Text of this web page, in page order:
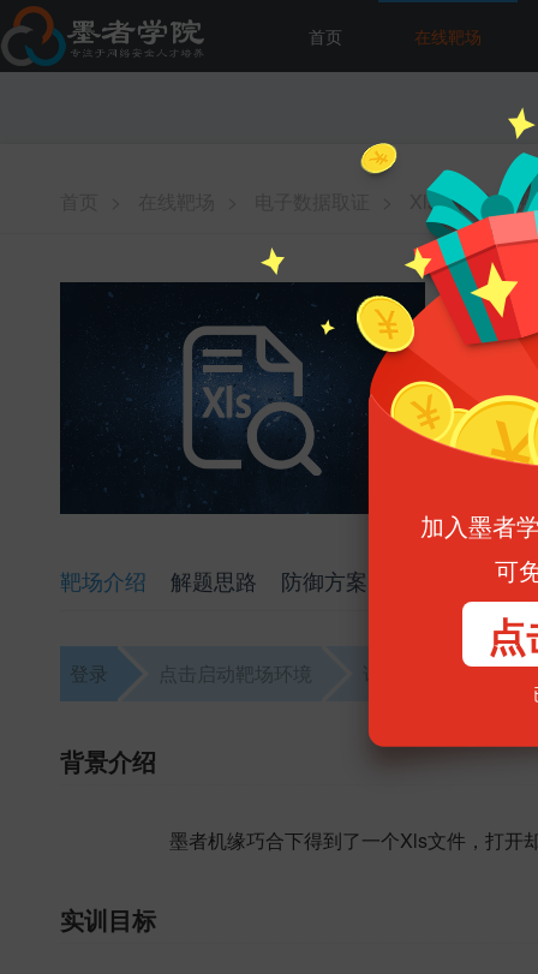
首页 在线靶场
Xls文件分析
Xls文
难易程度 :
消耗墨币 :
靶场介绍 解题思路 防御方案
登录 点击启动靶场环境 解题
背景介绍
墨者机缘巧合下得到了一个Xls文件，打开
实训目标
加入墨者
可